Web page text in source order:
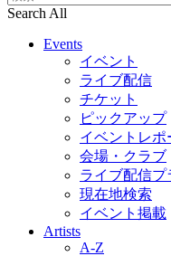
Search All
Events
イベント
ライブ配信
チケット
ピックアップ
イベントレポ
会場・クラブ
ライブ配信プ
現在地検索
イベント掲載
Artists
A-Z